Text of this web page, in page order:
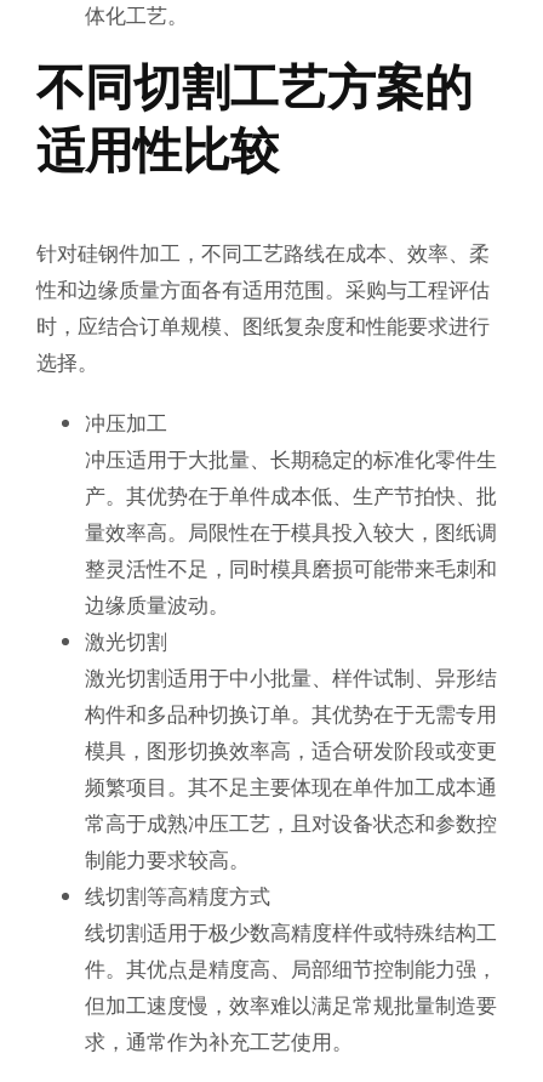
体化工艺。
不同切割工艺方案的
适用性比较
针对硅钢件加工，不同工艺路线在成本、效率、柔
性和边缘质量方面各有适用范围。采购与工程评估
时，应结合订单规模、图纸复杂度和性能要求进行
选择。
冲压加工
冲压适用于大批量、长期稳定的标准化零件生
产。其优势在于单件成本低、生产节拍快、批
量效率高。局限性在于模具投入较大，图纸调
整灵活性不足，同时模具磨损可能带来毛刺和
边缘质量波动。
激光切割
激光切割适用于中小批量、样件试制、异形结
构件和多品种切换订单。其优势在于无需专用
模具，图形切换效率高，适合研发阶段或变更
频繁项目。其不足主要体现在单件加工成本通
常高于成熟冲压工艺，且对设备状态和参数控
制能力要求较高。
线切割等高精度方式
线切割适用于极少数高精度样件或特殊结构工
件。其优点是精度高、局部细节控制能力强，
但加工速度慢，效率难以满足常规批量制造要
求，通常作为补充工艺使用。